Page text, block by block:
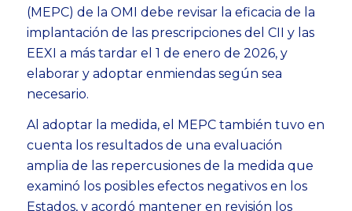
(MEPC) de la OMI debe revisar la eficacia de la
implantación de las prescripciones del CII y las
EEXI a más tardar el 1 de enero de 2026, y
elaborar y adoptar enmiendas según sea
necesario.
Al adoptar la medida, el MEPC también tuvo en
cuenta los resultados de una evaluación
amplia de las repercusiones de la medida que
examinó los posibles efectos negativos en los
Estados, y acordó mantener en revisión los